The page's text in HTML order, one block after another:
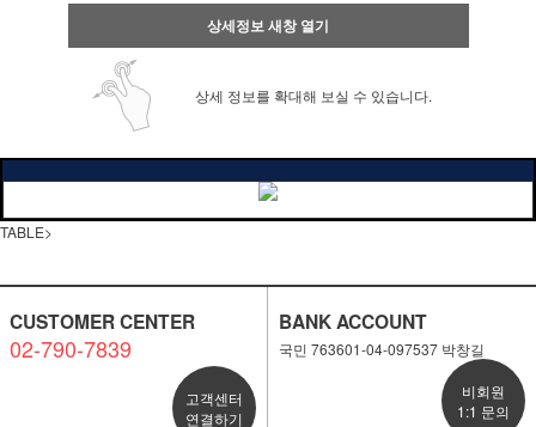
상세정보 새창 열기
상세 정보를 확대해 보실 수 있습니다.
TABLE>
CUSTOMER CENTER
02-790-7839
고객센터
연결하기
BANK ACCOUNT
국민 763601-04-097537 박창길
비회원
1:1 문의